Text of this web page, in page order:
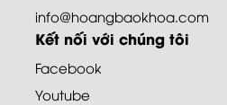
info@hoangbaokhoa.com
Kết nối với chúng tôi
Facebook
Youtube